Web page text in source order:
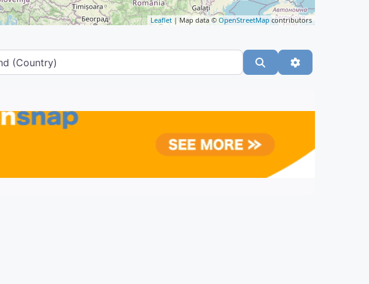
Leaflet | Map data © OpenStreetMap contributors
SuchenAdvanced